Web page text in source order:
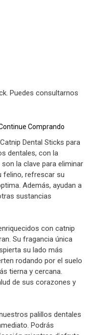
Puedes consultarnos
Comprando
Dental Sticks para
dentales, con la
la clave para eliminar
felino, refrescar su
Además, ayudan a
sustancias
con catnip
Su fragancia única
su lado más
rodando por el suelo
tierna y cercana.
de sus corazones y
palillos dentales
Podrás